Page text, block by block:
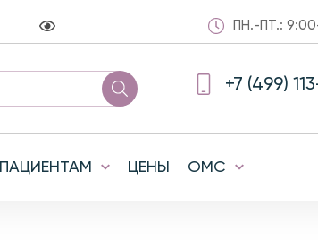
ПН.-ПТ.:
+7 (499)
ПАЦИЕНТАМ ЦЕНЫ ОМС